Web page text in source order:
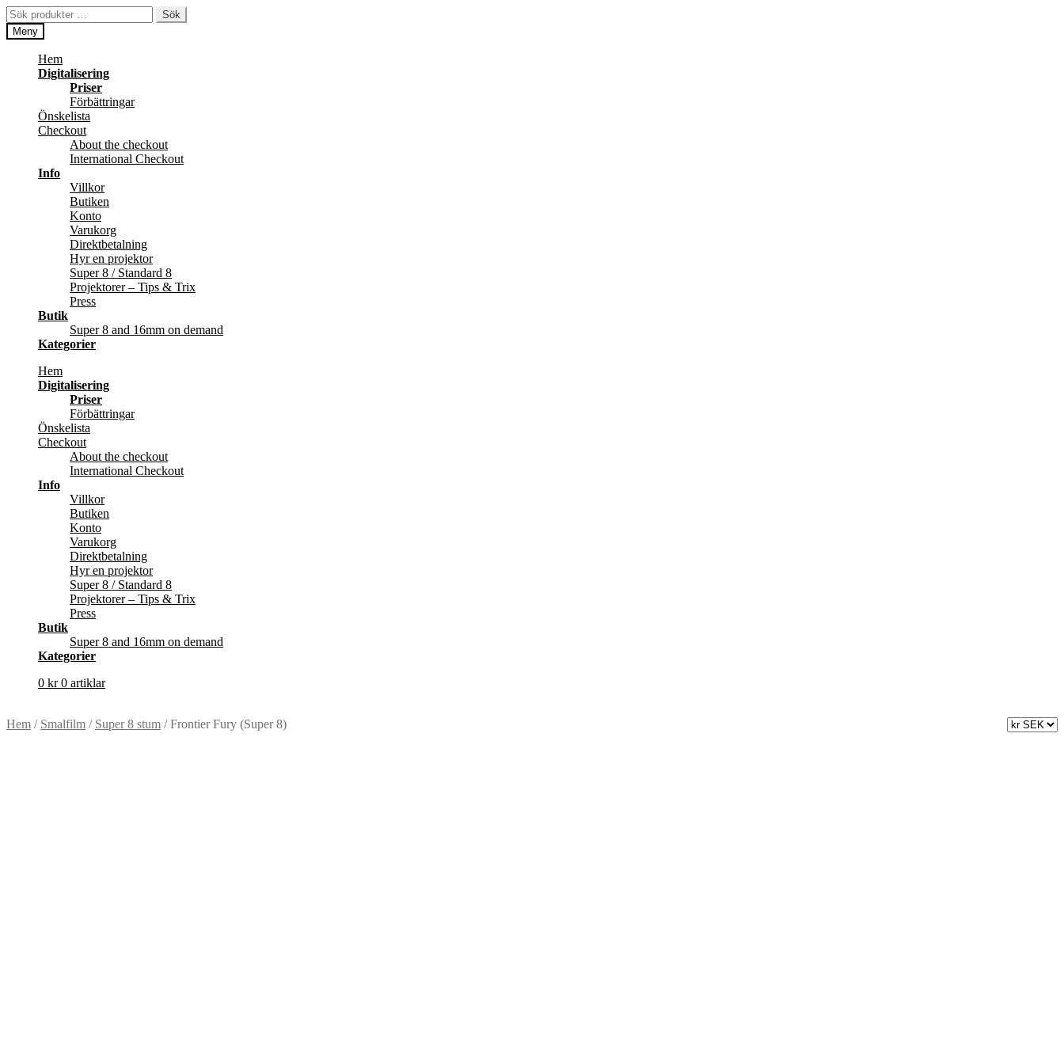
Hoppa
till
navigering
Hoppa
till
innehåll
Sök
efter:
Sök
Meny
Hem
Digitalisering
Priser
Förbättringar
Önskelista
Checkout
About the checkout
International Checkout
Info
Villkor
Butiken
Konto
Varukorg
Direktbetalning
Hyr en projektor
Super 8 / Standard 8
Projektorer – Tips & Trix
Press
Butik
Super 8 and 16mm on demand
Kategorier
Hem
Digitalisering
Priser
Förbättringar
Önskelista
Checkout
About the checkout
International Checkout
Info
Villkor
Butiken
Konto
Varukorg
Direktbetalning
Hyr en projektor
Super 8 / Standard 8
Projektorer – Tips & Trix
Press
Butik
Super 8 and 16mm on demand
Kategorier
0 kr 0 artiklar
Hem / Smalfilm / Super 8 stum /Frontier Fury (Super 8)